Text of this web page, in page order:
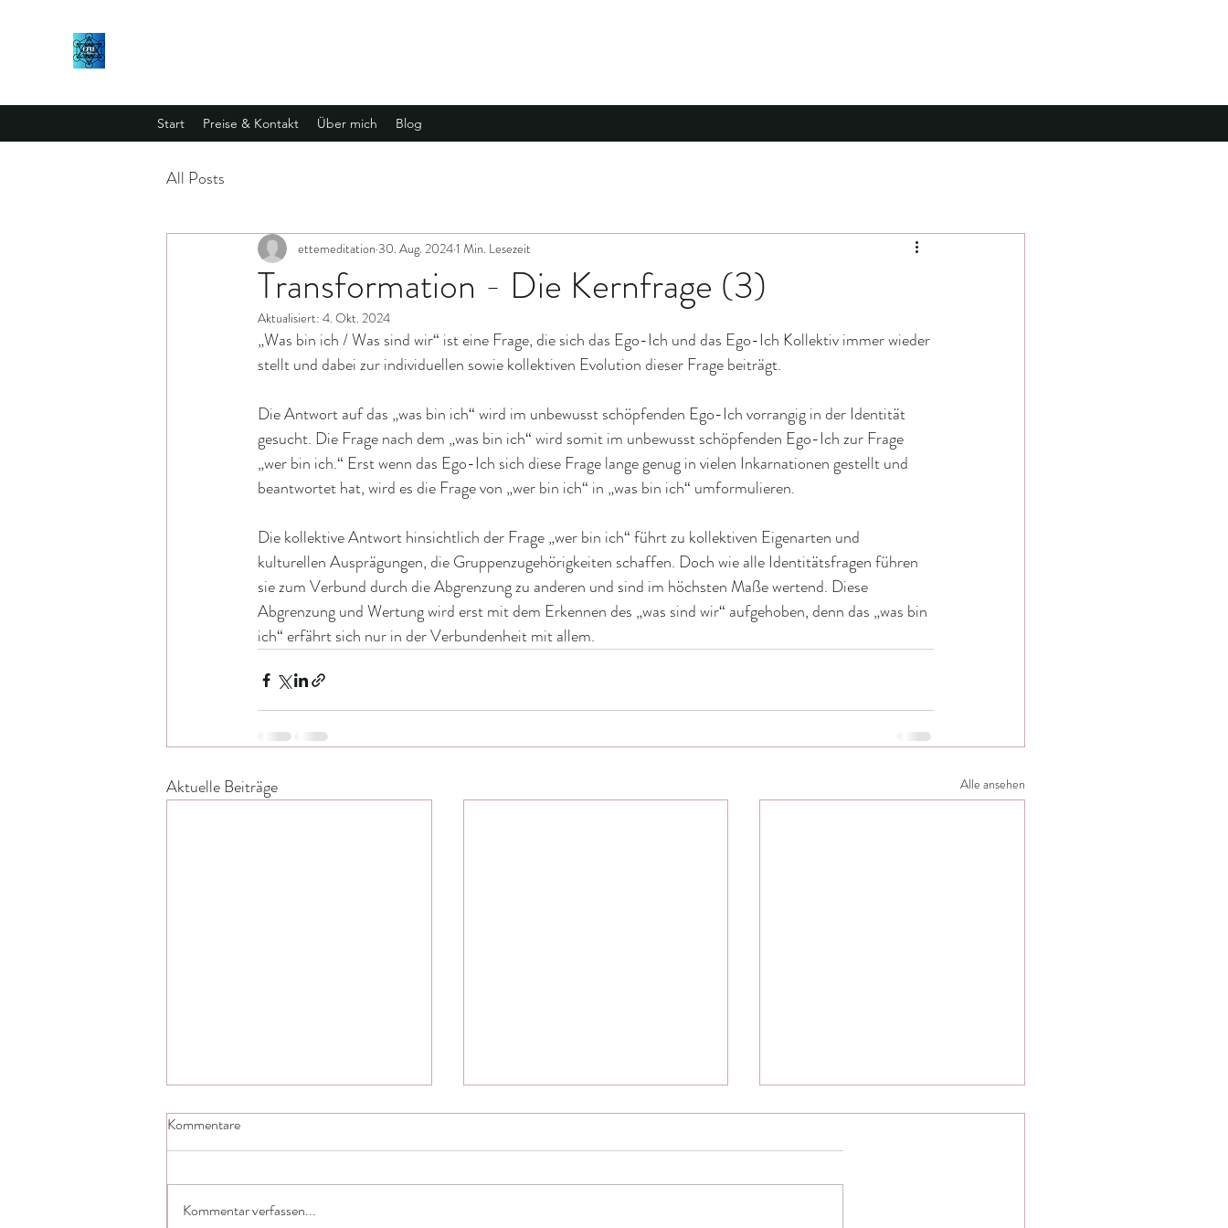
Start Preise & Kontakt Über mich Blog
All Posts
Transformation - Die Kernfrage (3)
ettemeditation 30. Aug. 20241 Min. Lesezeit
Aktualisiert: 4. Okt. 2024
„Was bin ich / Was sind wir“ ist eine Frage, die sich das Ego-Ich und das Ego-Ich Kollektiv immer wieder
stellt und dabei zur individuellen sowie kollektiven Evolution dieser Frage beiträgt.
Die Antwort auf das „was bin ich“ wird im unbewusst schöpfenden Ego-Ich vorrangig in der Identität
gesucht. Die Frage nach dem „was bin ich“ wird somit im unbewusst schöpfenden Ego-Ich zur Frage
„wer bin ich.“ Erst wenn das Ego-Ich sich diese Frage lange genug in vielen Inkarnationen gestellt und
beantwortet hat, wird es die Frage von „wer bin ich“ in „was bin ich“ umformulieren.
Die kollektive Antwort hinsichtlich der Frage „wer bin ich“ führt zu kollektiven Eigenarten und
kulturellen Ausprägungen, die Gruppenzugehörigkeiten schaffen. Doch wie alle Identitätsfragen führen
sie zum Verbund durch die Abgrenzung zu anderen und sind im höchsten Maße wertend. Diese
Abgrenzung und Wertung wird erst mit dem Erkennen des „was sind wir“ aufgehoben, denn das „was bin
ich“ erfährt sich nur in der Verbundenheit mit allem.
Aktuelle Beiträge Alle ansehen
Kommentare
Kommentar verfassen...